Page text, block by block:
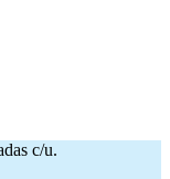
c/u.